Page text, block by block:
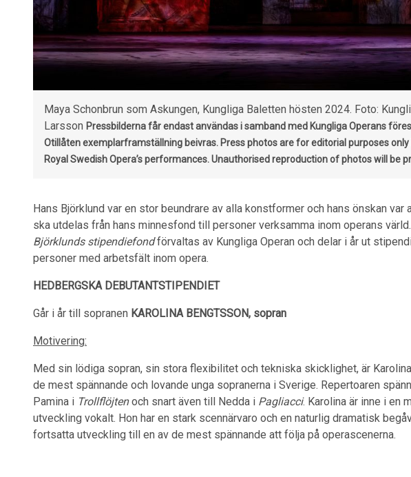
Maya Schonbrun som Askungen, Kungliga Baletten hösten 2024. Foto:
Larsson Pressbilderna får endast användas i samband med Kungliga Operans
Otillåten exemplarframställning beivras. Press photos are for editorial purposes
Royal Swedish Opera’s performances. Unauthorised reproduction of photos will be
Hans Björklund var en stor beundrare av alla konstformer och hans önskan var
ska utdelas från hans minnesfond till personer verksamma inom operans
Björklunds stipendiefondförvaltas av Kungliga Operan och delar i år ut
personer med arbetsfält inom opera.
HEDBERGSKA DEBUTANTSTIPENDIET
Går i år till sopranen KAROLINA BENGTSSON, sopran
Motivering:
Med sin lödiga sopran, sin stora flexibilitet och tekniska skicklighet, är
de mest spännande och lovande unga sopranerna i Sverige. Repertoaren
Pamina i Trollflöjtenoch snart även till Nedda i Pagliacci. Karolina är inne i en
utveckling vokalt. Hon har en stark scennärvaro och en naturlig dramatisk
fortsatta utveckling till en av de mest spännande att följa på operascenerna.